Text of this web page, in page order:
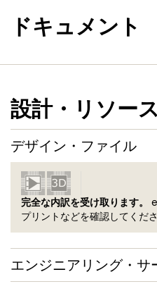
ドキュメント
設計・リソース
デザイン・ファイル
完全な内訳を受け取ります。
プリントなどを確認してくださ
エンジニアリング・サ